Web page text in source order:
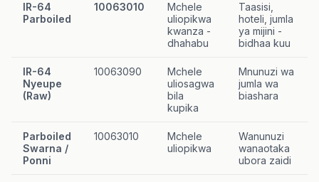
IR-64
Parboiled
10063010
Mchele
uliopikwa
kwanza -
dhahabu
Taasisi,
hoteli, jumla
ya mijini -
bidhaa kuu
IR-64
Nyeupe
(Raw)
10063090
Mchele
uliosagwa
bila
kupika
Mnunuzi wa
jumla wa
biashara
Parboiled
Swarna /
Ponni
10063010
Mchele
uliopikwa
Wanunuzi
wanaotaka
ubora zaidi